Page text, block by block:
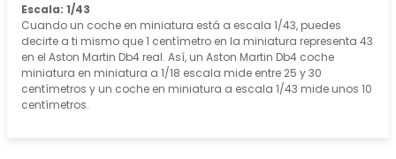
Escala: 1/43
Cuando un coche en miniatura está a escala 1/43, puedes
decirte a ti mismo que 1 centímetro en la miniatura representa 43
en el Aston Martin Db4 real. Así, un Aston Martin Db4 coche
miniatura en miniatura a 1/18 escala mide entre 25 y 30
centímetros y un coche en miniatura a escala 1/43 mide unos 10
centímetros.